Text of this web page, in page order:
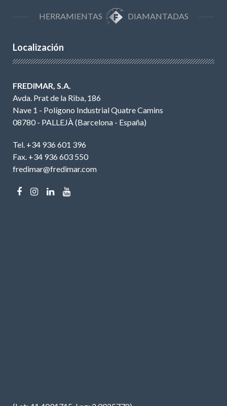
HERRAMIENTAS DIAMANTADAS
Localización
FREDIMAR, S.A.
Avda. Prat de la Riba, 186
Nave 1 - Polígono Industrial Quatre Camins
08780 - PALLEJÀ (Barcelona - España)
Tel. +34 936 601 396
Fax. +34 936 603 550
fredimar@fredimar.com